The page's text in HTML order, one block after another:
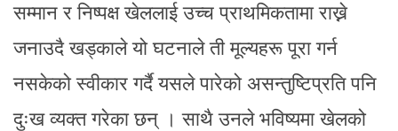
सम्मान र निष्पक्ष खेललाई उच्च प्राथमिकतामा राख्ने
जनाउदै खड्काले यो घटनाले ती मूल्यहरू पूरा गर्न
नसकेको स्वीकार गर्दै यसले पारेको असन्तुष्टिप्रति पनि
दुःख व्यक्त गरेका छन् । साथै उनले भविष्यमा खेलको